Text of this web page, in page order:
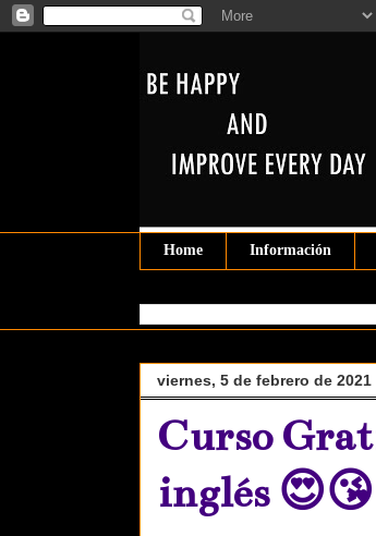
Home Información
viernes, 5 de febrero de 2021
Curso
inglés